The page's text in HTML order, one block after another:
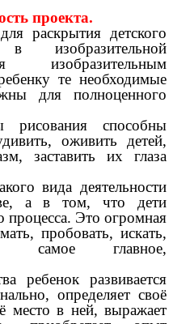
проекта.
раскрытия детского
изобразительной
изобразительным
те необходимые
для полноценного
рисования способны
оживить детей,
заставить их глаза
вида деятельности
а в том, что дети
процесса. Это огромная
пробовать, искать,
а самое главное,
ребенок развивается
определяет своё
место в ней, выражает